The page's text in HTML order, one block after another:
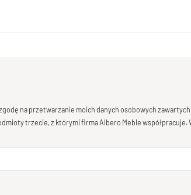
na przetwarzanie moich danych osobowych
trzecie, z którymi firma Albero Meble